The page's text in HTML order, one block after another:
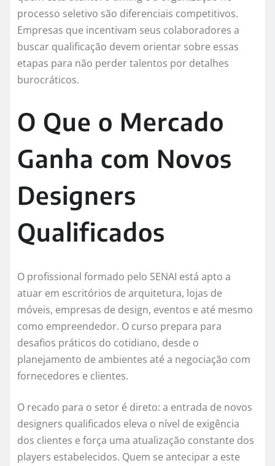
processo seletivo são diferenciais competitivos.
Empresas que incentivam seus colaboradores a
buscar qualificação devem orientar sobre essas
etapas para não perder talentos por detalhes
burocráticos.
O Que o Mercado
Ganha com Novos
Designers
Qualificados
O profissional formado pelo SENAI está apto a
atuar em escritórios de arquitetura, lojas de
móveis, empresas de design, eventos e até mesmo
como empreendedor. O curso prepara para
desafios práticos do cotidiano, desde o
planejamento de ambientes até a negociação com
fornecedores e clientes.
O recado para o setor é direto: a entrada de novos
designers qualificados eleva o nível de exigência
dos clientes e força uma atualização constante dos
players estabelecidos. Quem se antecipar a este